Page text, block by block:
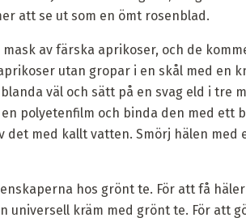
att se ut som en ömt rosenblad.
av färska aprikoser, och de
utan gropar i en skål med en
väl och sätt på en svag eld i tre
polyetenfilm och binda den med ett
det med kallt vatten. Smörj hälen med
hos grönt te. För att få
universell kräm med grönt te. För att